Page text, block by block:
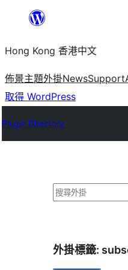
主
要
內
容
Hong Kong 香港中文
佈景主題外掛NewsSupport
取得 WordPress
Plugin Directory
搜
外掛標籤: